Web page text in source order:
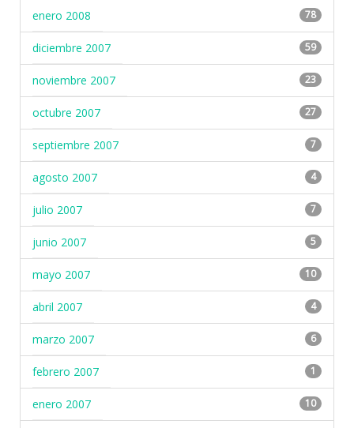
enero 2008 78
diciembre 2007 59
noviembre 2007 23
octubre 2007 27
septiembre 2007 7
agosto 2007 4
julio 2007 7
junio 2007 5
mayo 2007 10
abril 2007 4
marzo 2007 6
febrero 2007 1
enero 2007 10